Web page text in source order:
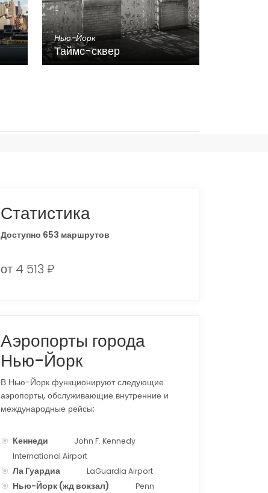
Нью-Йорк
Таймс-сквер
Статистика
Доступно 653 маршрутов
от 4 513 ₽
Аэропорты города
Нью-Йорк
В Нью-Йорк функционируют следующие
аэропорты, обслуживающие внутренние и
международные рейсы:
Кеннеди
John F. Kennedy
International Airport
Ла Гуардиа LaGuardia Airport
Нью-Йорк (жд вокзал)
Penn